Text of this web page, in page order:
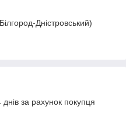
Дністровський)
за рахунок покупця